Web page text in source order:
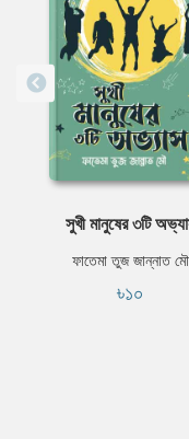
সুখী মানুষের ৩টি
ফাতেমা তুজ জান্নাত মৌ
৳১০